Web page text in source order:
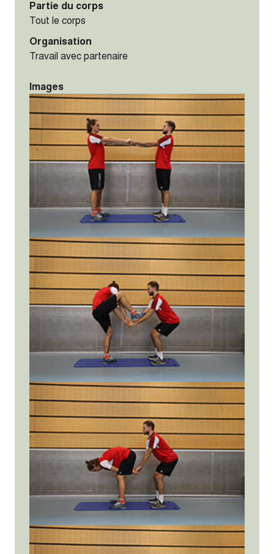
Partie du corps
Tout le corps
Organisation
Travail avec partenaire
Images